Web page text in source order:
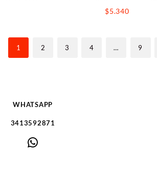
$5.340
1 2 3 4 … 9
WHATSAPP
3413592871
WhatsApp